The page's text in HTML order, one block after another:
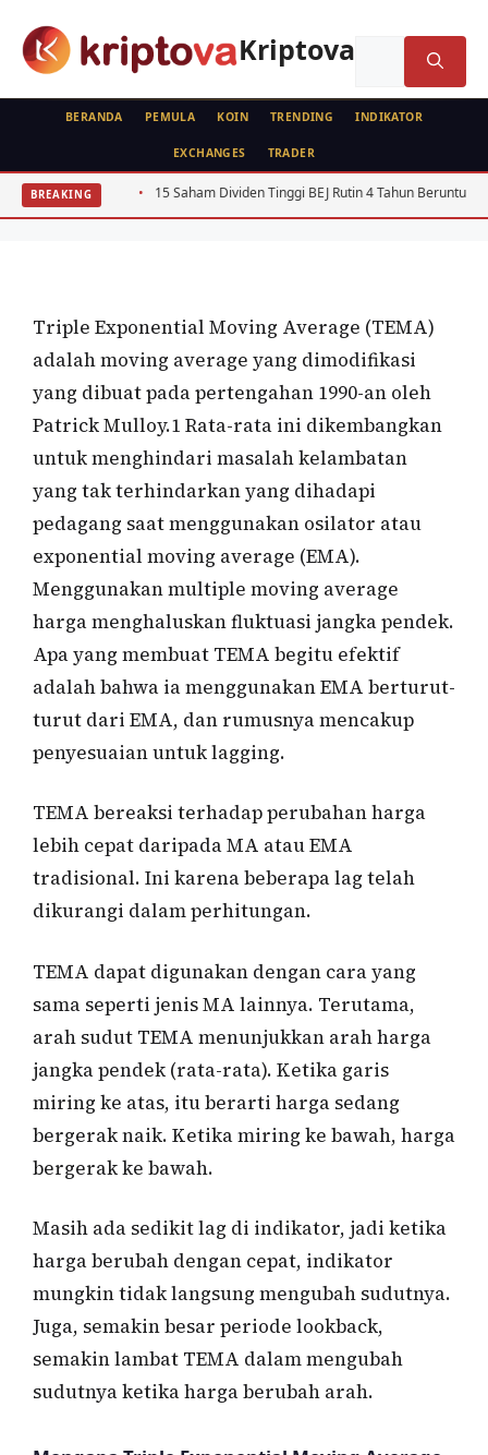
Kriptova
BERANDA PEMULA KOIN TRENDING INDIKATOR
EXCHANGES TRADER
BREAKING
SPT 15 Saham Dividen Tinggi BEJ Rutin 4 Tahun Beruntun 2022-2025
Triple Exponential Moving Average
(TEMA)
Triple Exponential Moving Average (TEMA)
adalah moving average yang dimodifikasi
yang dibuat pada pertengahan 1990-an oleh
Patrick Mulloy.1 Rata-rata ini dikembangkan
untuk menghindari masalah kelambatan
yang tak terhindarkan yang dihadapi
pedagang saat menggunakan osilator atau
exponential moving average (EMA).
Menggunakan multiple moving average
harga menghaluskan fluktuasi jangka pendek.
Apa yang membuat TEMA begitu efektif
adalah bahwa ia menggunakan EMA berturut-
turut dari EMA, dan rumusnya mencakup
penyesuaian untuk lagging.
TEMA bereaksi terhadap perubahan harga
lebih cepat daripada MA atau EMA
tradisional. Ini karena beberapa lag telah
dikurangi dalam perhitungan.
TEMA dapat digunakan dengan cara yang
sama seperti jenis MA lainnya. Terutama,
arah sudut TEMA menunjukkan arah harga
jangka pendek (rata-rata). Ketika garis
miring ke atas, itu berarti harga sedang
bergerak naik. Ketika miring ke bawah, harga
bergerak ke bawah.
Masih ada sedikit lag di indikator, jadi ketika
harga berubah dengan cepat, indikator
mungkin tidak langsung mengubah sudutnya.
Juga, semakin besar periode lookback,
semakin lambat TEMA dalam mengubah
sudutnya ketika harga berubah arah.